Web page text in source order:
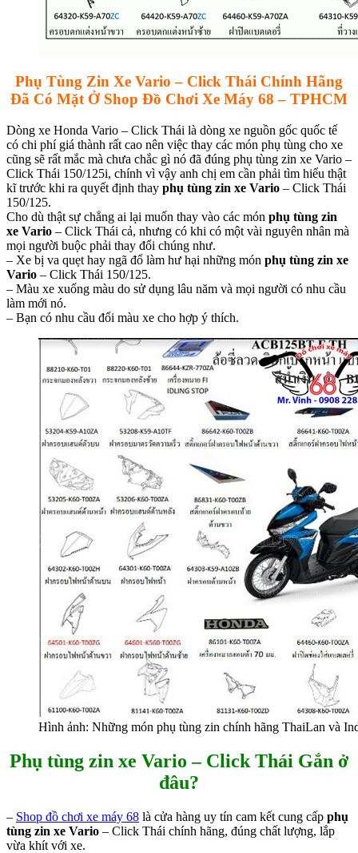
Phụ Tùng Zin Xe Vario – Click Thái Chính Hãng
Đã Có Mặt Ở Shop Đồ Chơi Xe Máy 68 – TPHCM
Dòng xe Honda Vario – Click Thái là dòng xe nguồn gốc quốc tế
có chi phí giá thành rất cao nên việc thay các món phụ tùng cho xe
cũng sẽ rất mắc mà chưa chắc gì nó đã đúng phụ tùng zin xe Vario –
Click Thái 150/125i, chính vì vậy anh chị em cần phải tìm hiểu thật
kĩ trước khi ra quyết định thay phụ tùng zin xe Vario – Click Thái
150/125.
Cho dù thật sự chẳng ai lại muốn thay vào các món phụ tùng zin
xe Vario – Click Thái cả, nhưng có khi có một vài nguyên nhân mà
mọi người buộc phải thay đổi chúng như.
– Xe bị va quẹt hay ngã đổ làm hư hại những món phụ tùng zin xe
Vario – Click Thái 150/125.
– Màu xe xuống màu do sử dụng lâu năm và mọi người có nhu cầu
làm mới nó.
– Bạn có nhu cầu đổi màu xe cho hợp ý thích.
Hình ảnh: Những món phụ tùng zin chính hãng ThaiLan và
Phụ tùng zin xe Vario – Click Thái Gắn ở
đâu?
– Shop đồ chơi xe máy 68 là cửa hàng uy tín cam kết cung cấp phụ
tùng zin xe Vario – Click Thái chính hãng, đúng chất lượng, lắp
vừa khít với xe.